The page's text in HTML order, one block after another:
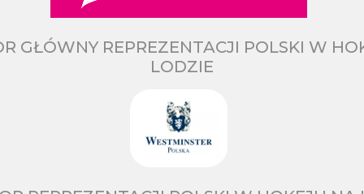
GŁÓWNY REPREZENTACJI POLSKI W
LODZIE